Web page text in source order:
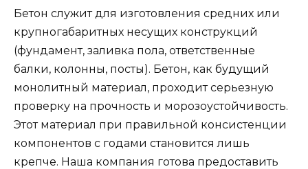
Бетон служит для изготовления средних или
крупногабаритных несущих конструкций
(фундамент, заливка пола, ответственные
балки, колонны, посты). Бетон, как будущий
монолитный материал, проходит серьезную
проверку на прочность и морозоустойчивость.
Этот материал при правильной консистенции
компонентов с годами становится лишь
крепче. Наша компания готова предоставить